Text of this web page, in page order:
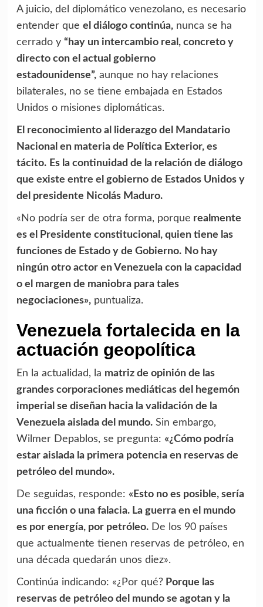
A juicio, del diplomático venezolano, es necesario
entender que el diálogo continúa,nunca se ha
cerrado y “hay un intercambio real, concreto y
directo con el actual gobierno
estadounidense”,aunque no hay relaciones
bilaterales, no se tiene embajada en Estados
Unidos o misiones diplomáticas.
El reconocimiento al liderazgo del Mandatario
Nacional en materia de Política Exterior, es
tácito. Es la continuidad de la relación de diálogo
que existe entre el gobierno de Estados Unidos y
del presidente Nicolás Maduro.
«No podría ser de otra forma, porque realmente
es el Presidente constitucional, quien tiene las
funciones de Estado y de Gobierno. No hay
ningún otro actor en Venezuela con la capacidad
o el margen de maniobra para tales
negociaciones»,puntualiza.
Venezuela fortalecida en la
actuación geopolítica
En la actualidad, la matriz de opinión de las
grandes corporaciones mediáticas del hegemón
imperial se diseñan hacia la validación de la
Venezuela aislada del mundo.Sin embargo,
Wilmer Depablos, se pregunta: «¿Cómo podría
estar aislada la primera potencia en reservas de
petróleo del mundo».
De seguidas, responde: «Esto no es posible, sería
una ficción o una falacia. La guerra en el mundo
es por energía, por petróleo.De los 90 países
que actualmente tienen reservas de petróleo, en
una década quedarán unos diez».
Continúa indicando: «¿Por qué?Porque las
reservas de petróleo del mundo se agotan y la